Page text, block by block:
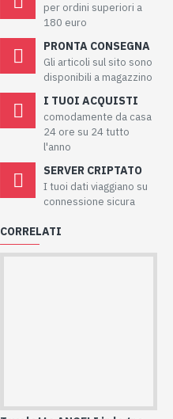
per ordini superiori a
180 euro
PRONTA CONSEGNA
Gli articoli sul sito sono
disponibili a magazzino
I TUOI ACQUISTI
comodamente da casa
24 ore su 24 tutto
l'anno
SERVER CRIPTATO
I tuoi dati viaggiano su
connessione sicura
CORRELATI